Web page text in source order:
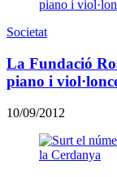
Societat
La Fundació
piano i
10/09/2012